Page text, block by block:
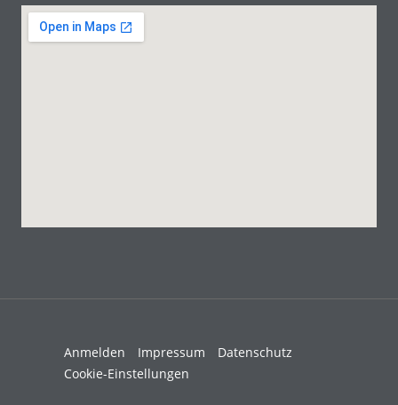
Anmelden Impressum
Datenschutz
Cookie-Einstellungen